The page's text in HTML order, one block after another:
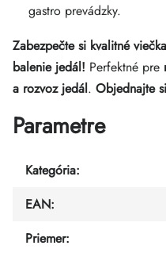
gastro prevádzky.
Zabezpečte si kvalitné
balenie jedál! Perfektné pre
a rozvoz jedál. Objednajte
Parametre
Kategória:
EAN:
Priemer: